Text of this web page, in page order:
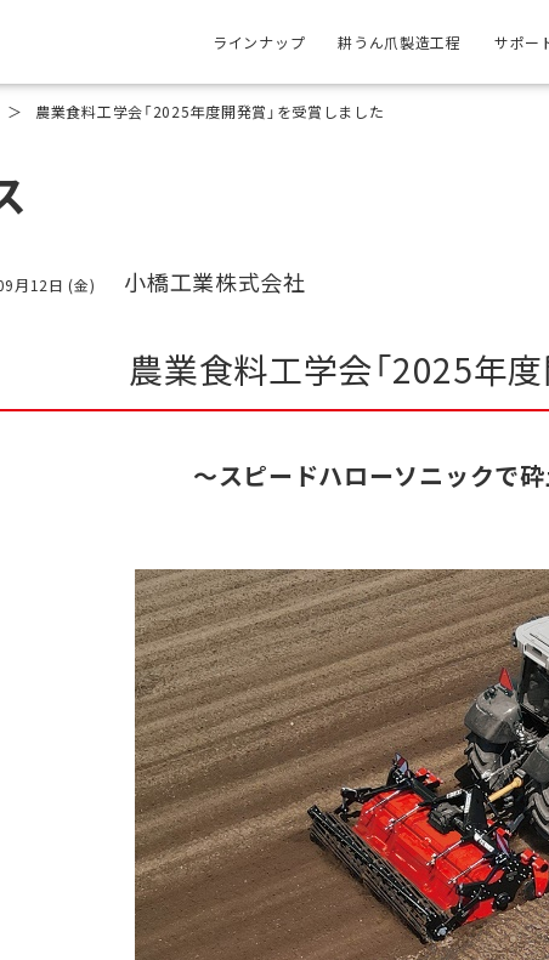
ラインナップ 耕うん爪製造工程 サポー
＞ 農業食料工学会「2025年度開発賞」を受賞しました
月12日 (金) 小橋工業株式会社
農業食料工学会「2025年
～スピードハローソニックで